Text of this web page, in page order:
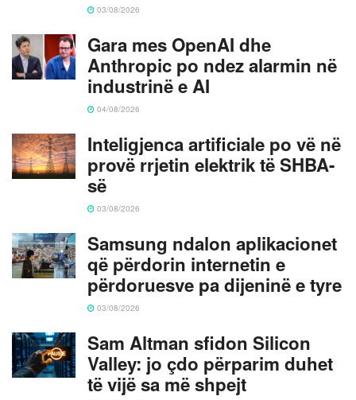
03/08/2026
Gara mes OpenAI dhe
Anthropic po ndez alarmin në
industrinë e AI
04/08/2026
Inteligjenca artificiale po vë në
provë rrjetin elektrik të SHBA-
së
03/08/2026
Samsung ndalon aplikacionet
që përdorin internetin e
përdoruesve pa dijeninë e tyre
03/08/2026
Sam Altman sfidon Silicon
Valley: jo çdo përparim duhet
të vijë sa më shpejt